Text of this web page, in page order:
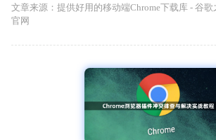
文章来源： 提供好用的移动端Chrome下载库 - 谷歌
官网